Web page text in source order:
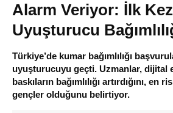
Alarm Veriyor: İlk
Uyuşturucu
Türkiye’de kumar bağımlılığı
uyuşturucuyu geçti. Uzmanlar, dijital
baskıların bağımlılığı artırdığını, en
gençler olduğunu belirtiyor.